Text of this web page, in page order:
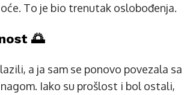
To je bio trenutak oslobođenja.
🌅
a ja sam se ponovo povezala sa
Iako su prošlost i bol ostali,